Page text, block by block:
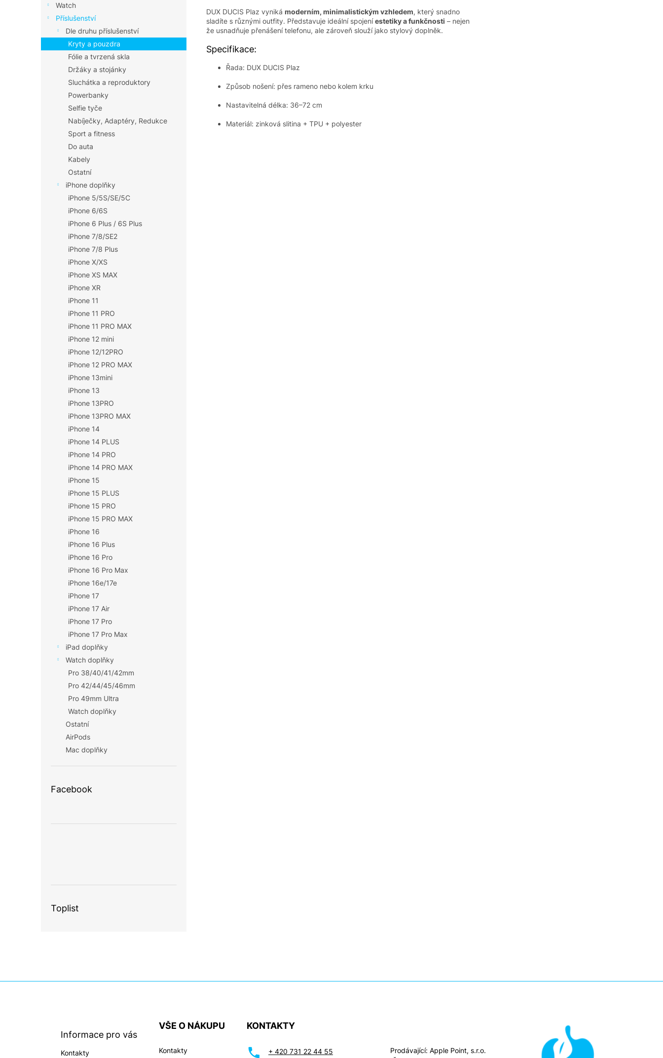
Watch
Příslušenství
Dle druhu příslušenství
Kryty a pouzdra
Fólie a tvrzená skla
Držáky a stojánky
Sluchátka a reproduktory
Powerbanky
Selfie tyče
Nabíječky, Adaptéry, Redukce
Sport a fitness
Do auta
Kabely
Ostatní
iPhone doplňky
iPhone 5/5S/SE/5C
iPhone 6/6S
iPhone 6 Plus / 6S Plus
iPhone 7/8/SE2
iPhone 7/8 Plus
iPhone X/XS
iPhone XS MAX
iPhone XR
iPhone 11
iPhone 11 PRO
iPhone 11 PRO MAX
iPhone 12 mini
iPhone 12/12PRO
iPhone 12 PRO MAX
iPhone 13mini
iPhone 13
iPhone 13PRO
iPhone 13PRO MAX
iPhone 14
iPhone 14 PLUS
iPhone 14 PRO
iPhone 14 PRO MAX
iPhone 15
iPhone 15 PLUS
iPhone 15 PRO
iPhone 15 PRO MAX
iPhone 16
iPhone 16 Plus
iPhone 16 Pro
iPhone 16 Pro Max
iPhone 16e/17e
iPhone 17
iPhone 17 Air
iPhone 17 Pro
iPhone 17 Pro Max
iPad doplňky
Watch doplňky
Pro 38/40/41/42mm
Pro 42/44/45/46mm
Pro 49mm Ultra
Watch doplňky
Ostatní
AirPods
Mac doplňky
Facebook
Toplist
DUX DUCIS Plaz vyniká moderním, minimalistickým vzhledem, který snadno
sladíte s různými outfity. Představuje ideální spojeníestetiky a funkčnosti – nejen
že usnadňuje přenášení telefonu, ale zároveň slouží jako stylový doplněk.
Specifikace:
Řada: DUX DUCIS Plaz
Způsob nošení: přes rameno nebo kolem krku
Nastavitelná délka: 36–72 cm
Materiál: zinková slitina + TPU + polyester
Informace pro vás
Kontakty
VŠE O NÁKUPU
Kontakty
KONTAKTY
+ 420 731 22 44 55
Prodávající: Apple Point, s.r.o.